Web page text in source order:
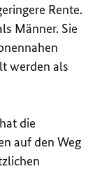
Rente.
Männer. Sie
werden als
die
auf den Weg